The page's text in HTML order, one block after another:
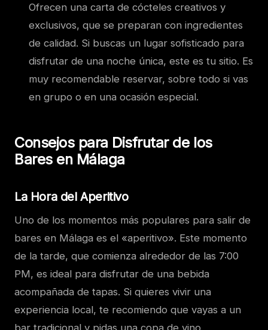
Ofrecen una carta de cócteles creativos y
exclusivos, que se preparan con ingredientes
de calidad. Si buscas un lugar sofisticado para
disfrutar de una noche única, este es tu sitio. Es
muy recomendable reservar, sobre todo si vas
en grupo o en una ocasión especial.
Consejos para Disfrutar de los
Bares en Málaga
La Hora del Aperitivo
Uno de los momentos más populares para salir de
bares en Málaga es el «aperitivo». Este momento
de la tarde, que comienza alrededor de las 7:00
PM, es ideal para disfrutar de una bebida
acompañada de tapas. Si quieres vivir una
experiencia local, te recomiendo que vayas a un
bar tradicional y pidas una copa de vino